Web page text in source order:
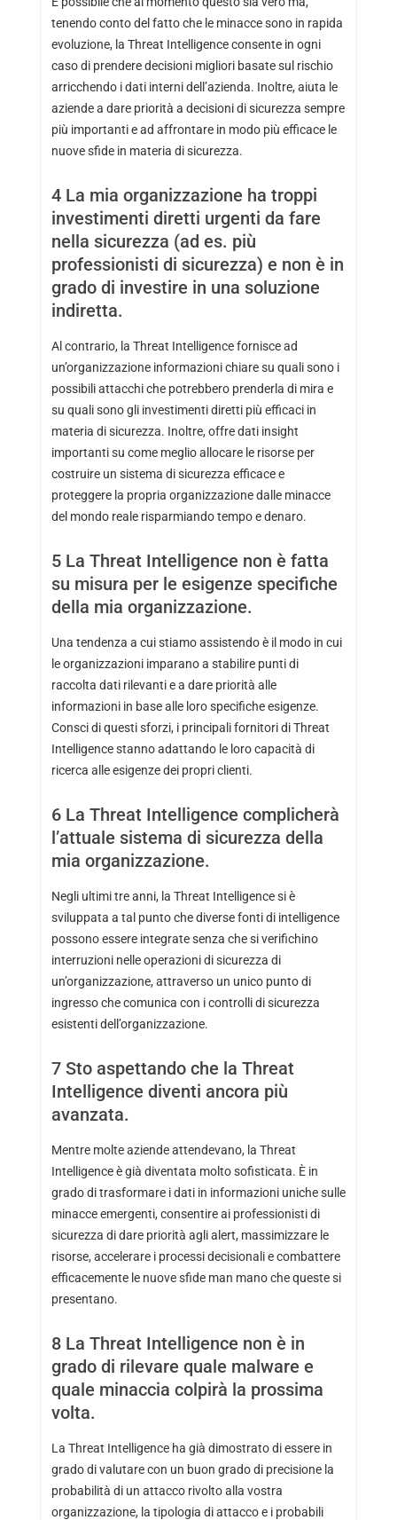
tenendo conto del fatto che le minacce sono in rapida
evoluzione, la Threat Intelligence consente in ogni
caso di prendere decisioni migliori basate sul rischio
arricchendo i dati interni dell’azienda. Inoltre, aiuta le
aziende a dare priorità a decisioni di sicurezza sempre
più importanti e ad affrontare in modo più efficace le
nuove sfide in materia di sicurezza.
4 La mia organizzazione ha troppi
investimenti diretti urgenti da fare
nella sicurezza (ad es. più
professionisti di sicurezza) e non è in
grado di investire in una soluzione
indiretta.
Al contrario, la Threat Intelligence fornisce ad
un’organizzazione informazioni chiare su quali sono i
possibili attacchi che potrebbero prenderla di mira e
su quali sono gli investimenti diretti più efficaci in
materia di sicurezza. Inoltre, offre dati insight
importanti su come meglio allocare le risorse per
costruire un sistema di sicurezza efficace e
proteggere la propria organizzazione dalle minacce
del mondo reale risparmiando tempo e denaro.
5 La Threat Intelligence non è fatta
su misura per le esigenze specifiche
della mia organizzazione.
Una tendenza a cui stiamo assistendo è il modo in cui
le organizzazioni imparano a stabilire punti di
raccolta dati rilevanti e a dare priorità alle
informazioni in base alle loro specifiche esigenze.
Consci di questi sforzi, i principali fornitori di Threat
Intelligence stanno adattando le loro capacità di
ricerca alle esigenze dei propri clienti.
6 La Threat Intelligence complicherà
l’attuale sistema di sicurezza della
mia organizzazione.
Negli ultimi tre anni, la Threat Intelligence si è
sviluppata a tal punto che diverse fonti di intelligence
possono essere integrate senza che si verifichino
interruzioni nelle operazioni di sicurezza di
un’organizzazione, attraverso un unico punto di
ingresso che comunica con i controlli di sicurezza
esistenti dell’organizzazione.
7 Sto aspettando che la Threat
Intelligence diventi ancora più
avanzata.
Mentre molte aziende attendevano, la Threat
Intelligence è già diventata molto sofisticata. È in
grado di trasformare i dati in informazioni uniche sulle
minacce emergenti, consentire ai professionisti di
sicurezza di dare priorità agli alert, massimizzare le
risorse, accelerare i processi decisionali e combattere
efficacemente le nuove sfide man mano che queste si
presentano.
8 La Threat Intelligence non è in
grado di rilevare quale malware e
quale minaccia colpirà la prossima
volta.
La Threat Intelligence ha già dimostrato di essere in
grado di valutare con un buon grado di precisione la
probabilità di un attacco rivolto alla vostra
organizzazione, la tipologia di attacco e i probabili